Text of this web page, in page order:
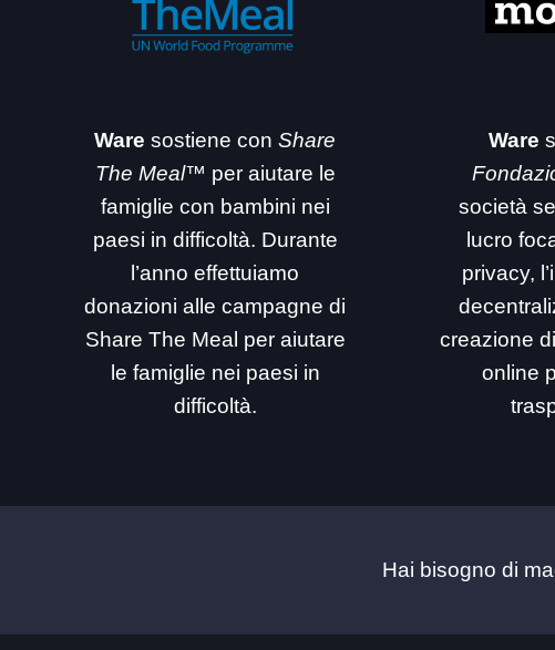
Ware sostiene conShare
The Meal™ per aiutare le
famiglie con bambini nei
paesi in difficoltà. Durante
l’anno effettuiamo
donazioni alle campagne di
Share The Meal per aiutare
le famiglie nei paesi in
difficoltà.
Ware
società
lucro
privacy,
creazione
online
Hai bisogno di